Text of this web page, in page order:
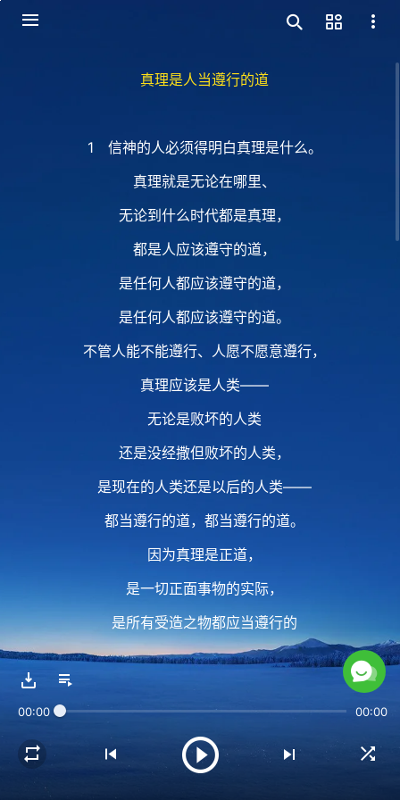
真理是人当遵行的道
1 信神的人必须得明白真理是什么。
真理就是无论在哪里、
无论到什么时代都是真理，
都是人应该遵守的道，
是任何人都应该遵守的道，
是任何人都应该遵守的道。
不管人能不能遵行、人愿不愿意遵行，
真理应该是人类——
无论是败坏的人类
还是没经撒但败坏的人类，
是现在的人类还是以后的人类——
都当遵行的道，都当遵行的道。
因为真理是正道，
是一切正面事物的实际，
是所有受造之物都应当遵行的
正面事物的实际。
是所有受造之物都应当遵行的
00:00 00:00